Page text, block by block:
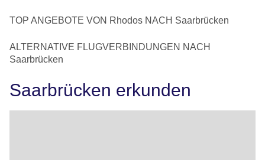
TOP ANGEBOTE VON Rhodos NACH Saarbrücken
ALTERNATIVE FLUGVERBINDUNGEN NACH
Saarbrücken
Saarbrücken erkunden